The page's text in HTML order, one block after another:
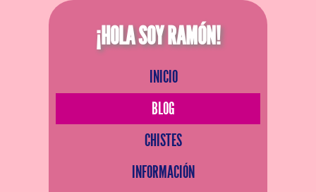
¡HOLA SOY RAMÓN!
INICIO
BLOG
CHISTES
INFORMACIÓN